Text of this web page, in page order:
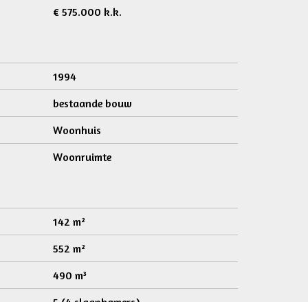
€ 575.000 k.k.
1994
bestaande bouw
Woonhuis
Woonruimte
142 m²
552 m²
490 m³